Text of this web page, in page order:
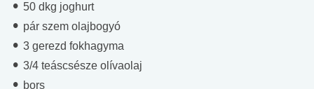
50 dkg joghurt
pár szem olajbogyó
3 gerezd fokhagyma
3/4 teáscsésze olívaolaj
bors